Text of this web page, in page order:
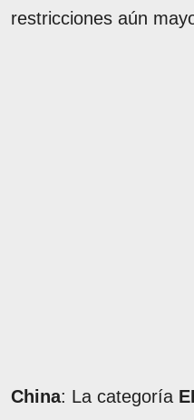
restricciones aún
China: La categoría